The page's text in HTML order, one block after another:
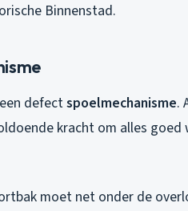
Binnenstad.
defectspoelmechanisme.
kracht om alles goed
moet net onder de